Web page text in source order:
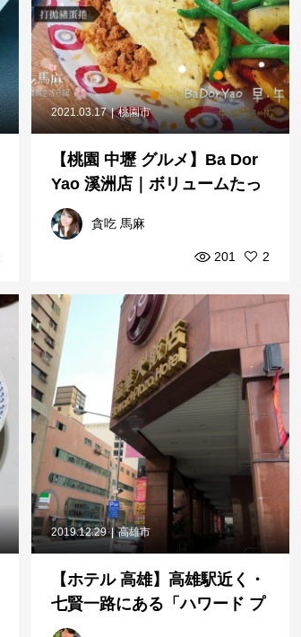
2021.03.17 桃園市
【桃園 中壢 グルメ】Ba Dor
Yao 溪洲店｜ボリュームたっ
ぷりのブランチ！
貪吃 馬麻
201 2
2019.12.29 高雄市
【ホテル 高雄】高雄駅近く・
七賢一路にある「ハワード プ
ラザ ホテル 高雄」